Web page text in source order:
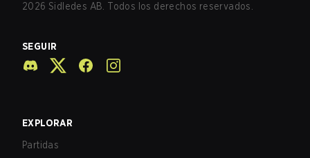
2026 Sidledes AB. Todos los derechos reservados.
SEGUIR
EXPLORAR
Partidas